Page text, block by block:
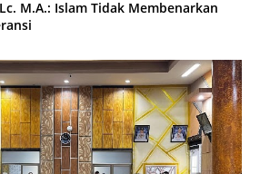
M.A.: Islam Tidak Membenarkan